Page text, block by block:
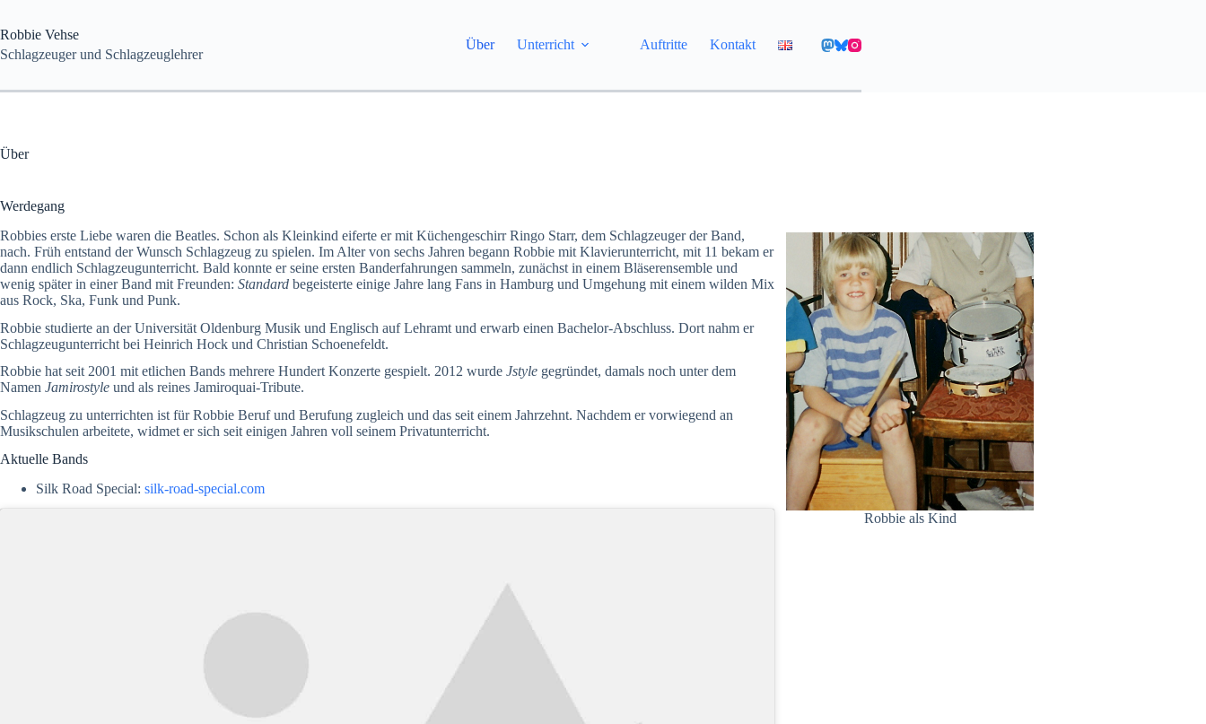
springen
Robbie Vehse
Schlagzeuger und Schlagzeuglehrer
Über Unterricht Auftritte Kontakt
Über
Werdegang
Robbie als Kind
Robbies erste Liebe waren die Beatles. Schon als Kleinkind eiferte er mit Küchengeschirr Ringo Starr, dem Schlagzeuger der Band,
nach. Früh entstand der Wunsch Schlagzeug zu spielen. Im Alter von sechs Jahren begann Robbie mit Klavierunterricht, mit 11 bekam er
dann endlich Schlagzeugunterricht. Bald konnte er seine ersten Banderfahrungen sammeln, zunächst in einem Bläserensemble und
wenig später in einer Band mit Freunden: Standard begeisterte einige Jahre lang Fans in Hamburg und Umgehung mit einem wilden Mix
aus Rock, Ska, Funk und Punk.
Robbie studierte an der Universität Oldenburg Musik und Englisch auf Lehramt und erwarb einen Bachelor-Abschluss. Dort nahm er
Schlagzeugunterricht bei Heinrich Hock und Christian Schoenefeldt.
Robbie hat seit 2001 mit etlichen Bands mehrere Hundert Konzerte gespielt. 2012 wurde Jstyle gegründet, damals noch unter dem
Namen Jamirostyle und als reines Jamiroquai-Tribute.
Schlagzeug zu unterrichten ist für Robbie Beruf und Berufung zugleich und das seit einem Jahrzehnt. Nachdem er vorwiegend an
Musikschulen arbeitete, widmet er sich seit einigen Jahren voll seinem Privatunterricht.
Aktuelle Bands
Silk Road Special: silk-road-special.com